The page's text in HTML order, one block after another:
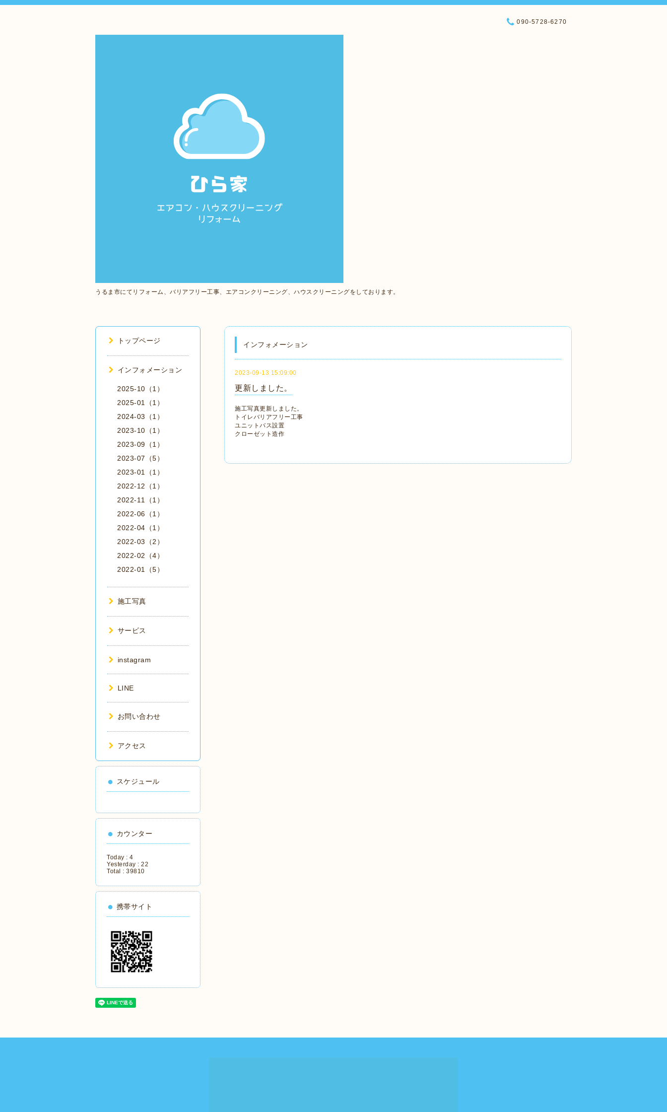
うるま市にてリフォーム、バリアフリー工事、エアコンクリーニング、ハウスクリーニングをしております。
090-5728-6270
インフォメーション
2023-09-13 15:09:00
更新しました。
施工写真更新しました。
トイレバリアフリー工事
ユニットバス設置
クローゼット造作
トップページ
インフォメーション
2025-10（1）
2025-01（1）
2024-03（1）
2023-10（1）
2023-09（1）
2023-07（5）
2023-01（1）
2022-12（1）
2022-11（1）
2022-06（1）
2022-04（1）
2022-03（2）
2022-02（4）
2022-01（5）
施工写真
サービス
instagram
LINE
お問い合わせ
アクセス
スケジュール
カウンター
Today : 4
Yesterday : 22
Total : 39810
携帯サイト